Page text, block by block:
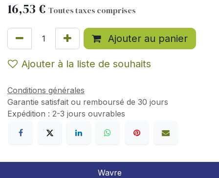
16,53 € Toutes taxes comprises
Ajouter au panier
Ajouter à la liste de souhaits
Conditions générales
Garantie satisfait ou remboursé de 30 jours
Expédition : 2-3 jours ouvrables
Wavre